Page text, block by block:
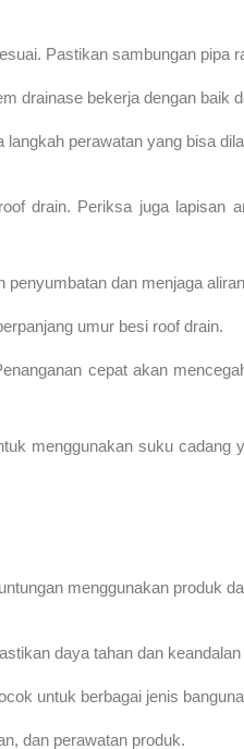
Pastikan sambungan pipa
drainase bekerja dengan baik
perawatan yang bisa
drain. Periksa juga lapisan
dan menjaga
umur besi roof drain.
cepat akan
menggunakan suku cadang
menggunakan produk
daya tahan dan
untuk berbagai jenis
dan perawatan produk.